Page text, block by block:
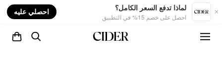
لماذا تدفع السعر الكامل؟
احصل على خصم 15% في التطبيق
احصلي عليه